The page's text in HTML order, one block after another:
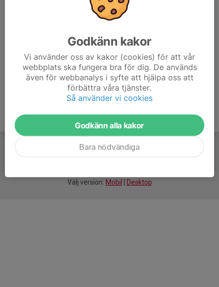
Välj version: Mobil Desktop
Godkänn kakor
Vi använder oss av kakor (cookies) för att vår
webbplats ska fungera bra för dig. De används
även för webbanalys i syfte att hjälpa oss att
förbättra våra tjänster.
Så använder vi cookies
Godkänn alla kakor
Bara nödvändiga